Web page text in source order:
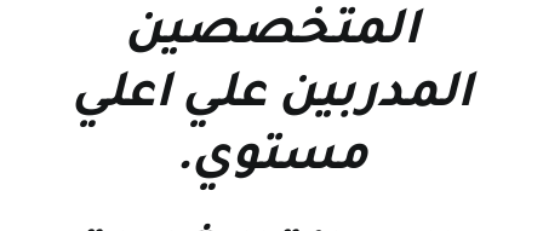
المتخصصين
المدربين علي اعلي
مستوي.